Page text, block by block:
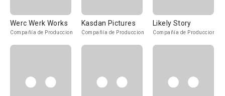
Werc Werk Works
Compañía de Produccion
Kasdan Pictures
Compañía de Produccion
Likely Story
Compañía de Produccion